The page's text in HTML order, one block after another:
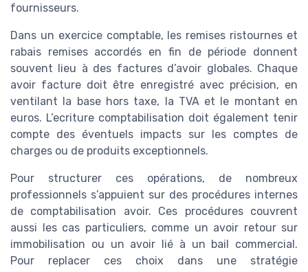
fournisseurs.
Dans un exercice comptable, les remises ristournes et
rabais remises accordés en fin de période donnent
souvent lieu à des factures d’avoir globales. Chaque
avoir facture doit être enregistré avec précision, en
ventilant la base hors taxe, la TVA et le montant en
euros. L’ecriture comptabilisation doit également tenir
compte des éventuels impacts sur les comptes de
charges ou de produits exceptionnels.
Pour structurer ces opérations, de nombreux
professionnels s’appuient sur des procédures internes
de comptabilisation avoir. Ces procédures couvrent
aussi les cas particuliers, comme un avoir retour sur
immobilisation ou un avoir lié à un bail commercial.
Pour replacer ces choix dans une stratégie